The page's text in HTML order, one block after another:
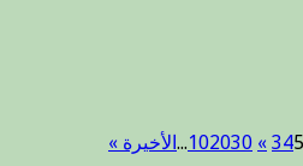
هجرية
345
»
102030
...الأخيرة »